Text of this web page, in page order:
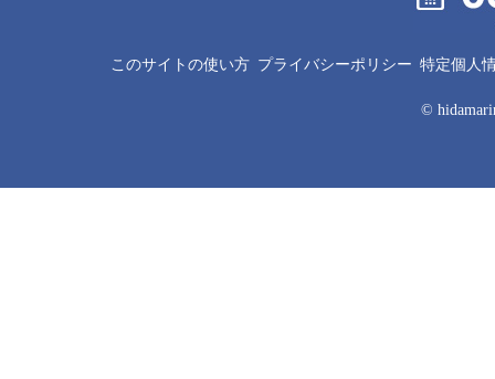
このサイトの使い方 プライバシーポリシー 特定個人
©